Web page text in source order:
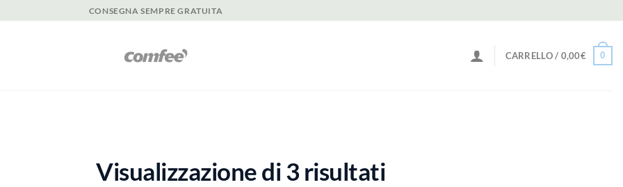
CONSEGNA SEMPRE GRATUITA
CARRELLO / 0,00€ 0
Visualizzazione di 3 risultatiPopolarità